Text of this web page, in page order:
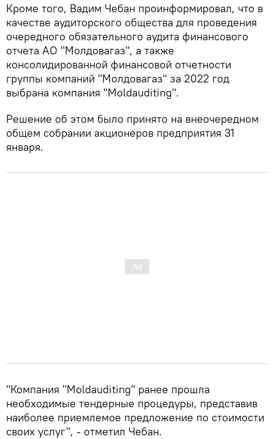
Кроме того, Вадим Чебан проинформировал, что в
качестве аудиторского общества для проведения
очередного обязательного аудита финансового
отчета АО "Молдовагаз", а также
консолидированной финансовой отчетности
группы компаний "Молдовагаз" за 2022 год
выбрана компания "Moldauditing".
Решение об этом было принято на внеочередном
общем собрании акционеров предприятия 31
января.
"Компания "Moldauditing" ранее прошла
необходимые тендерные процедуры, представив
наиболее приемлемое предложение по стоимости
своих услуг", - отметил Чебан.